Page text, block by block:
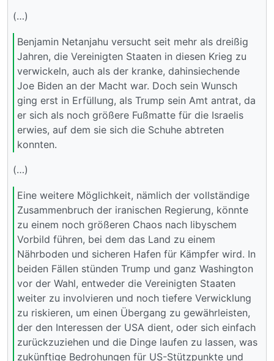
(…)
Benjamin Netanjahu versucht seit mehr als dreißig
Jahren, die Vereinigten Staaten in diesen Krieg zu
verwickeln, auch als der kranke, dahinsiechende
Joe Biden an der Macht war. Doch sein Wunsch
ging erst in Erfüllung, als Trump sein Amt antrat, da
er sich als noch größere Fußmatte für die Israelis
erwies, auf dem sie sich die Schuhe abtreten
konnten.
(…)
Eine weitere Möglichkeit, nämlich der vollständige
Zusammenbruch der iranischen Regierung, könnte
zu einem noch größeren Chaos nach libyschem
Vorbild führen, bei dem das Land zu einem
Nährboden und sicheren Hafen für Kämpfer wird. In
beiden Fällen stünden Trump und ganz Washington
vor der Wahl, entweder die Vereinigten Staaten
weiter zu involvieren und noch tiefere Verwicklung
zu riskieren, um einen Übergang zu gewährleisten,
der den Interessen der USA dient, oder sich einfach
zurückzuziehen und die Dinge laufen zu lassen, was
zukünftige Bedrohungen für US-Stützpunkte und